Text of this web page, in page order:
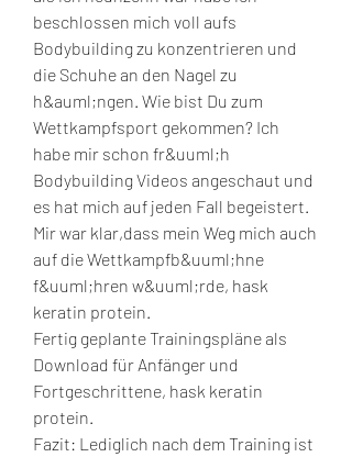
beschlossen mich voll aufs
Bodybuilding zu konzentrieren und
die Schuhe an den Nagel zu
h&auml;ngen. Wie bist Du zum
Wettkampfsport gekommen? Ich
habe mir schon fr&uuml;h
Bodybuilding Videos angeschaut und
es hat mich auf jeden Fall begeistert.
Mir war klar,dass mein Weg mich auch
auf die Wettkampfb&uuml;hne
f&uuml;hren w&uuml;rde, hask
keratin protein.
Fertig geplante Trainingspläne als
Download für Anfänger und
Fortgeschrittene, hask keratin
protein.
Fazit: Lediglich nach dem Training ist